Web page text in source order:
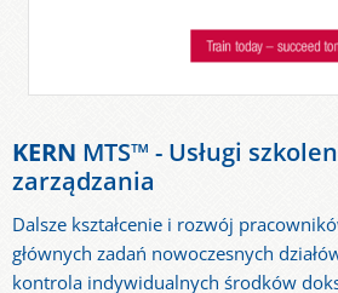
KERN MTS™ - Usługi
zarządzania
Dalsze kształcenie i rozwój
głównych zadań nowoczesnych
kontrola indywidualnych środków